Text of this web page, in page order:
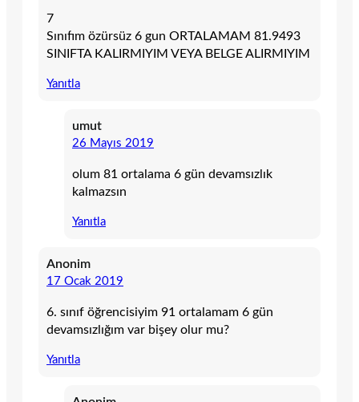
7
Sınıfım özürsüz 6 gun ORTALAMAM 81.9493
SINIFTA KALIRMIYIM VEYA BELGE ALIRMIYIM
Yanıtla
umut
26 Mayıs 2019
olum 81 ortalama 6 gün devamsızlık
kalmazsın
Yanıtla
Anonim
17 Ocak 2019
6. sınıf öğrencisiyim 91 ortalamam 6 gün
devamsızlığım var bişey olur mu?
Yanıtla